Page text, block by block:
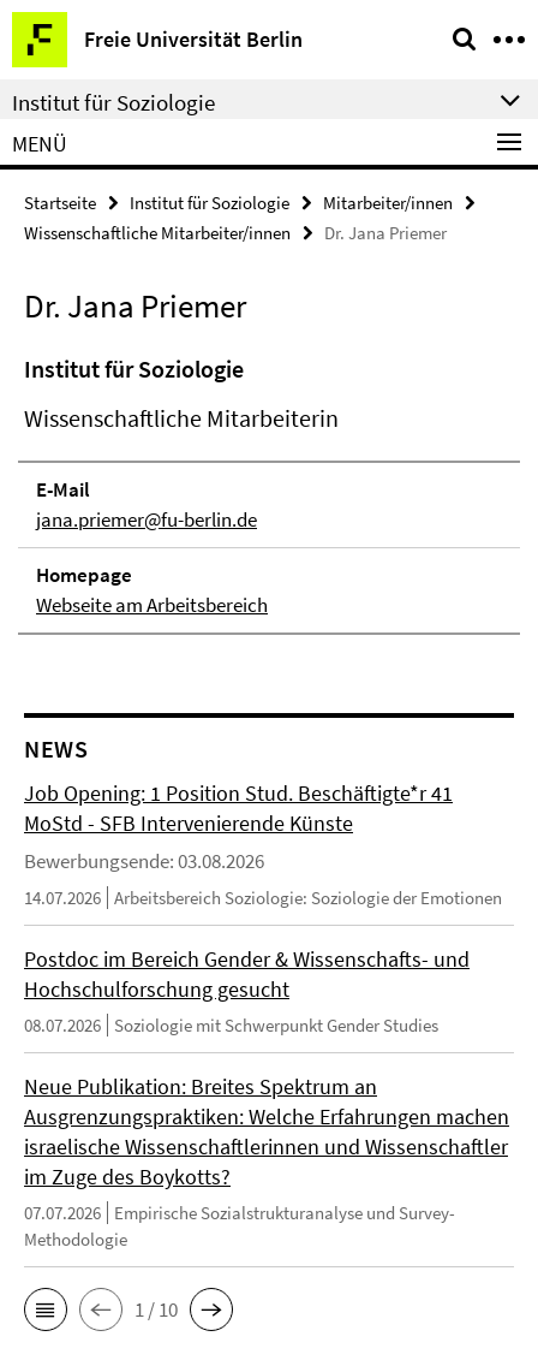
Springe
direkt
zu
Inhalt
Freie Universität Berlin
Service-
Navigation
Institut für Soziologie
MENÜ
Startseite Institut für Soziologie
Mitarbeiter/innen
Wissenschaftliche Mitarbeiter/innen
Dr. Jana Priemer
Dr. Jana Priemer
Institut für Soziologie
Wissenschaftliche Mitarbeiterin
E-Mail
jana.priemer@fu-berlin.de
Homepage
Webseite am Arbeitsbereich
NEWS
Job Opening: 1 Position Stud. Beschäftigte*r 41
MoStd - SFB Intervenierende Künste
Bewerbungsende: 03.08.2026
14.07.2026 Arbeitsbereich Soziologie: Soziologie der Emotionen
Postdoc im Bereich Gender & Wissenschafts- und
Hochschulforschung gesucht
08.07.2026 Soziologie mit Schwerpunkt Gender Studies
Neue Publikation: Breites Spektrum an
Ausgrenzungspraktiken: Welche Erfahrungen machen
israelische Wissenschaftlerinnen und Wissenschaftler
im Zuge des Boykotts?
07.07.2026
Empirische Sozialstrukturanalyse und Survey-
Methodologie
1 / 10